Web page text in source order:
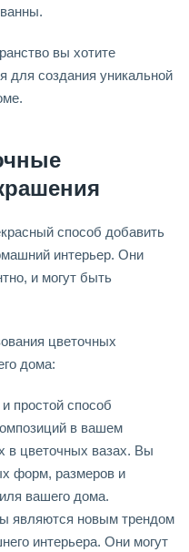
вы хотите
для создания уникальной
способ добавить
интерьер. Они
и могут быть
цветочных
дома:
простой способ
в вашем
в цветочных вазах. Вы
форм, размеров и
вашего дома.
являются новым трендом
интерьера. Они могут